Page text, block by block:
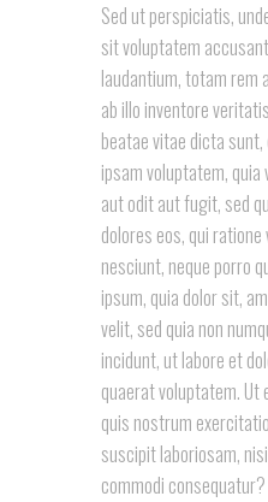
Sed ut perspiciatis,
sit voluptatem
laudantium, totam rem
ab illo inventore
beatae vitae dicta sunt,
ipsam voluptatem,
aut odit aut fugit, sed
dolores eos, qui
nesciunt, neque porro
ipsum, quia dolor sit,
velit, sed quia non
incidunt, ut labore et
quaerat voluptatem. Ut
quis nostrum
suscipit laboriosam,
commodi consequatur?